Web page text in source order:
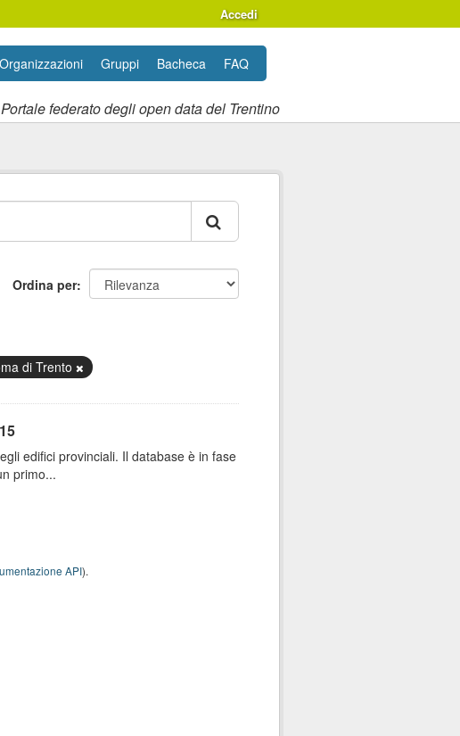
Accedi
Portale federato degli open data del Trentino
Organizzazioni Gruppi Bacheca FAQ
Ordina per
di Trento
edifici provinciali. Il database è in fase
primo...
API).